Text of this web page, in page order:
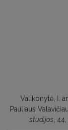
Valikonytė, I.
Pauliaus
studijos ,